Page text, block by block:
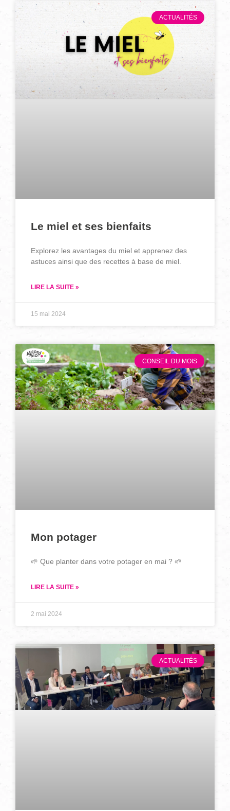
ACTUALITÉS
Le miel et ses bienfaits
Explorez les avantages du miel et apprenez des
astuces ainsi que des recettes à base de miel.
LIRE LA SUITE »
15 mai 2024
CONSEIL DU MOIS
Mon potager
🌱 Que planter dans votre potager en mai ? 🌱
LIRE LA SUITE »
2 mai 2024
ACTUALITÉS